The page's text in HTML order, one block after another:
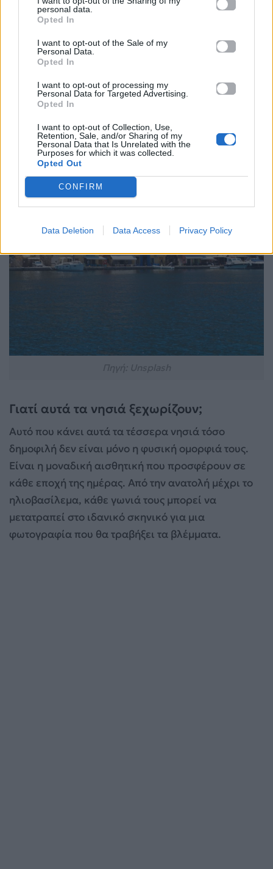
personal data.
Opted In
I want to opt-out of the Sale of my
Personal Data.
Opted In
I want to opt-out of processing my
Personal Data for Targeted Advertising.
Opted In
I want to opt-out of Collection, Use,
Retention, Sale, and/or Sharing of my
Personal Data that Is Unrelated with the
Purposes for which it was collected.
Opted Out
CONFIRM
Data Deletion Data Access Privacy Policy
Γιατί αυτά τα νησιά ξεχωρίζουν;
Αυτό που κάνει αυτά τα τέσσερα νησιά τόσο
δημοφιλή δεν είναι μόνο η φυσική ομορφιά τους.
Είναι η μοναδική αισθητική που προσφέρουν σε
κάθε εποχή της ημέρας. Από την ανατολή μέχρι το
ηλιοβασίλεμα, κάθε γωνιά τους μπορεί να
μετατραπεί στο ιδανικό σκηνικό για μια
φωτογραφία που θα τραβήξει τα βλέμματα.